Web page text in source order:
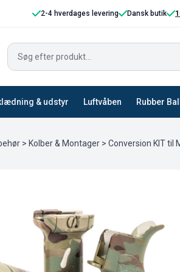
2-4 hverdages levering Dansk butik
& udstyr Luftvåben Rubber
> Kolber & Montager > Conversion KIT til